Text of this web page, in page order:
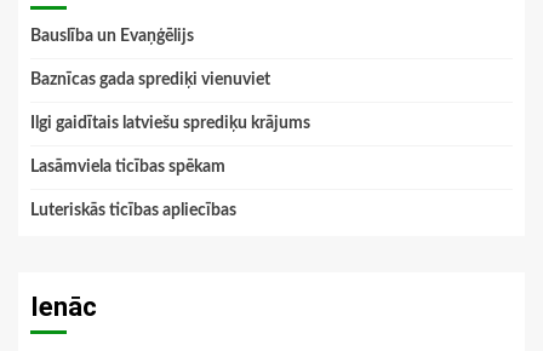
Bauslība un Evaņģēlijs
Baznīcas gada sprediķi vienuviet
Ilgi gaidītais latviešu sprediķu krājums
Lasāmviela ticības spēkam
Luteriskās ticības apliecības
Ienāc